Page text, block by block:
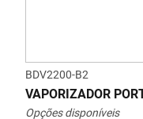
BDV2200-B2
VAPORIZADOR
Opções disponíveis